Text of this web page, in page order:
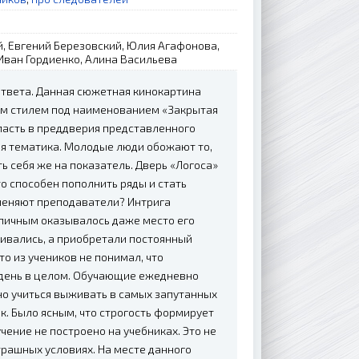
Евгений Березовский, Юлия Агафонова,
Гордиенко, Алина Васильева
Данная сюжетная кинокартина
стилем под наименованием «Закрытая
в преддверия представленного
тематика. Молодые люди обожают то,
себя же на показатель. Дверь «Логоса»
способен пополнить ряды и стать
преподаватели? Интрига
оказывалось даже место его
а приобретали постоянный
из учеников не понимал, что
в целом. Обучающие ежедневно
учиться выживать в самых запутанных
Было ясным, что строгость формирует
не построено на учебниках. Это не
условиях. На месте данного